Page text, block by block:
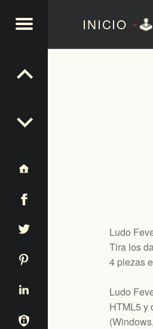
INICIO »🕹️
Ludo
Tira los
4 piezas
Ludo
HTML5 y
(